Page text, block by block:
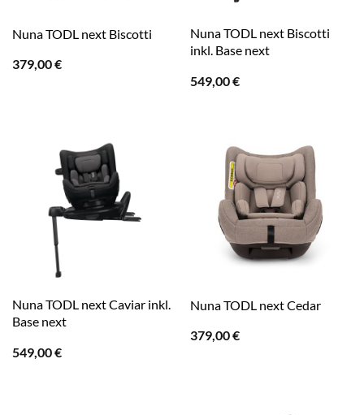
Nuna TODL next Biscotti
379,00€
Nuna TODL next Biscotti
inkl. Base next
549,00€
Nuna TODL next Caviar inkl.
Base next
549,00€
Nuna TODL next Cedar
379,00€